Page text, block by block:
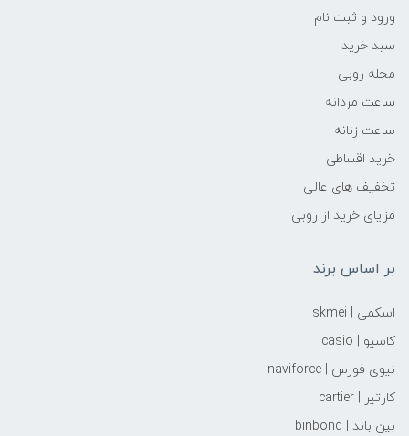
ورود و ثبت نام
سبد خرید
مجله روبی
ساعت مردانه
ساعت زنانه
خرید اقساطی
تخفیف های عالی
مزایای خرید از روبی
بر اساس برند
اسکمی | skmei
کاسیو | casio
نیوی فورس | naviforce
کارتیر | cartier
بین باند | binbond